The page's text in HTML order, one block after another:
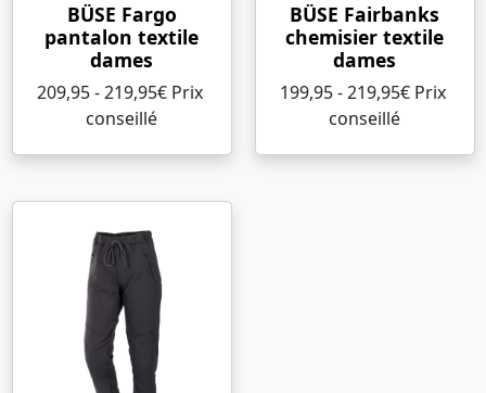
BÜSE Fargo
pantalon textile
dames
209,95 - 219,95€ Prix ​​
conseillé
BÜSE Fairbanks
chemisier textile
dames
199,95 - 219,95€ Prix ​​
conseillé